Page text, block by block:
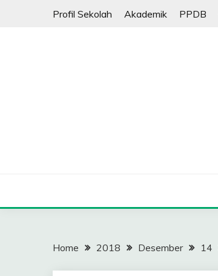
Profil Sekolah Akademik PPDB
Home 2018 Desember 14